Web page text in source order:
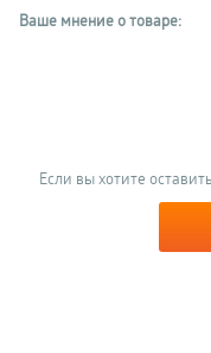
Ваше мнение о товаре:
Если вы хотите